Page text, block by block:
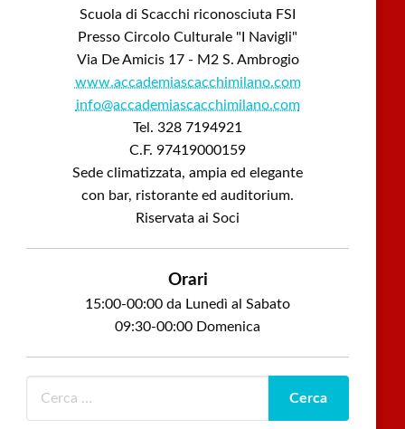
Scuola di Scacchi riconosciuta FSI
Presso Circolo Culturale "I Navigli"
Via De Amicis 17 - M2 S. Ambrogio
www.accademiascacchimilano.com
info@accademiascacchimilano.com
Tel. 328 7194921
C.F. 97419000159
Sede climatizzata, ampia ed elegante
con bar, ristorante ed auditorium.
Riservata ai Soci
Orari
15:00-00:00 da Lunedì al Sabato
09:30-00:00 Domenica